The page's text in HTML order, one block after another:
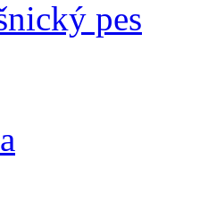
pes